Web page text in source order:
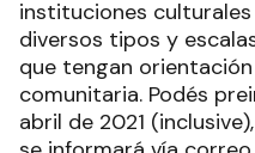
instituciones
diversos tipos y
que tengan
comunitaria. Podés
abril de 2021